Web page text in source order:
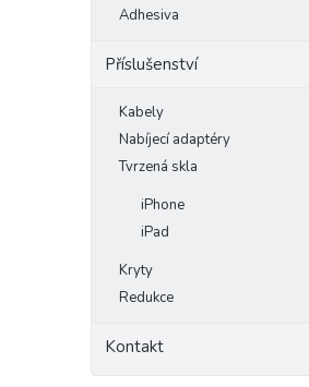
Adhesiva
Příslušenství
Kabely
Nabíjecí adaptéry
Tvrzená skla
iPhone
iPad
Kryty
Redukce
Kontakt